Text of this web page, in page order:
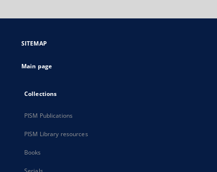
open
new
SITEMAP
Main page
Collections
PISM Publications
PISM Library resources
Books